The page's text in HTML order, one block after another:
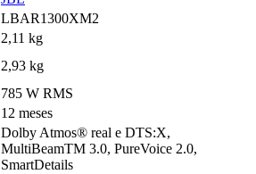
LBAR1300XM2
2,11 kg
2,93 kg
785 W RMS
12 meses
Dolby Atmos® real e DTS:X,
MultiBeamTM 3.0, PureVoice 2.0,
SmartDetails